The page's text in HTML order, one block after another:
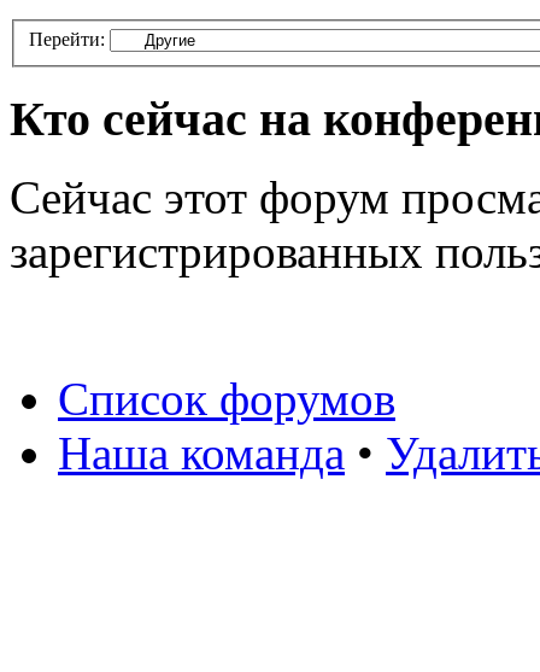
Перейти:
Кто сейчас на
Сейчас этот форум
зарегистрированных
Список форумов
Наша команда •